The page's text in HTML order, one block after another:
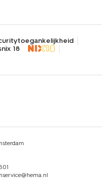
toegankelijkheid
nix 18